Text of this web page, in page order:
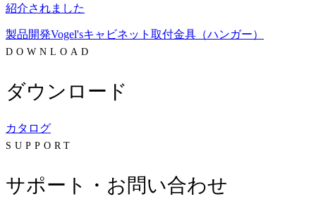
紹介されました
製品開発Vogel'sキャビネット 取付金具（ハンガー）
DOWNLOAD
ダウンロード
カタログ
SUPPORT
サポート・お問い合わせ